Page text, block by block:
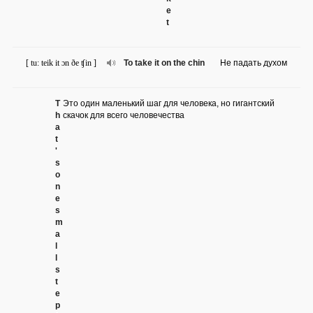
e
t
To take it on the chin
[ tu: teik it ɔn ðe ʧin ] Не падать духом
T
h
a
t
'
s
o
n
e
s
m
a
s
t
e
p
Это один маленький шаг для человека, но гигантский
скачок для всего человечества